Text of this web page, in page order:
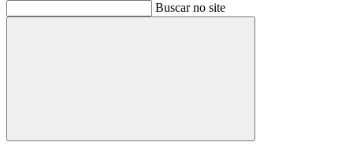
Buscar no site
Buscar